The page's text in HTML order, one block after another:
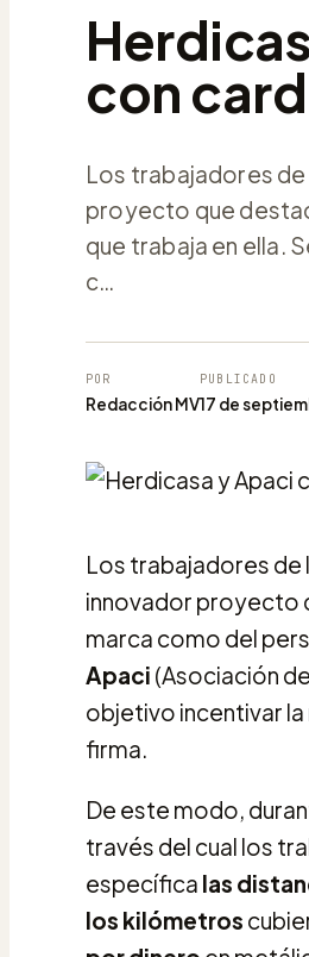
con
Los trabajadores de
proyecto que
que trabaja en ella.
c…
POR
Redacción MV
PUBLICADO
17 de
Los trabajadores de
innovador proyecto
marca como del
Apaci (Asociación
objetivo incentivar
firma.
De este modo,
través del cual los
específica las
los kilómetros